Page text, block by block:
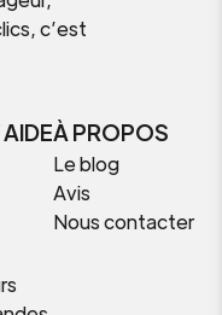
c’est
À PROPOS
Le blog
Avis
Nous contacter